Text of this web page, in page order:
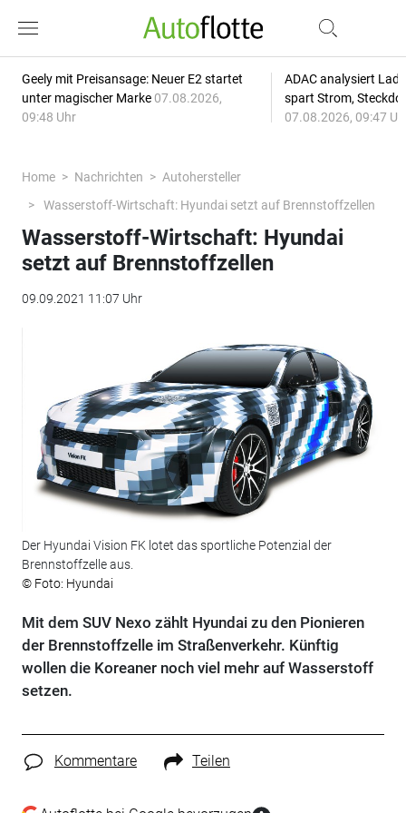
Geely mit Preisansage: Neuer E2 startet
unter magischer Marke 07.08.2026,
09:48 Uhr
ADAC analysiert
spart Strom,
07.08.2026, 09:47
Home Nachrichten
Autohersteller
Wasserstoff-Wirtschaft: Hyundai setzt auf Brennstoffzellen
Wasserstoff-Wirtschaft: Hyundai
setzt auf Brennstoffzellen
09.09.2021 11:07 Uhr
Der Hyundai Vision FK lotet das sportliche Potenzial der
Brennstoffzelle aus.
© Foto: Hyundai
Mit dem SUV Nexo zählt Hyundai zu den Pionieren
der Brennstoffzelle im Straßenverkehr. Künftig
wollen die Koreaner noch viel mehr auf Wasserstoff
setzen.
Kommentare Teilen